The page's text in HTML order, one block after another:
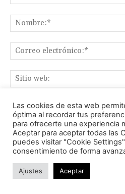
Guardar mi nombre, email y web
siguiente vez que comente.
Las cookies de esta web
óptima al recordar tus
para ofrecerte una experiencia
Aceptar para aceptar todas las
puedes visitar "Cookie
consentimiento de forma
Ajustes Aceptar